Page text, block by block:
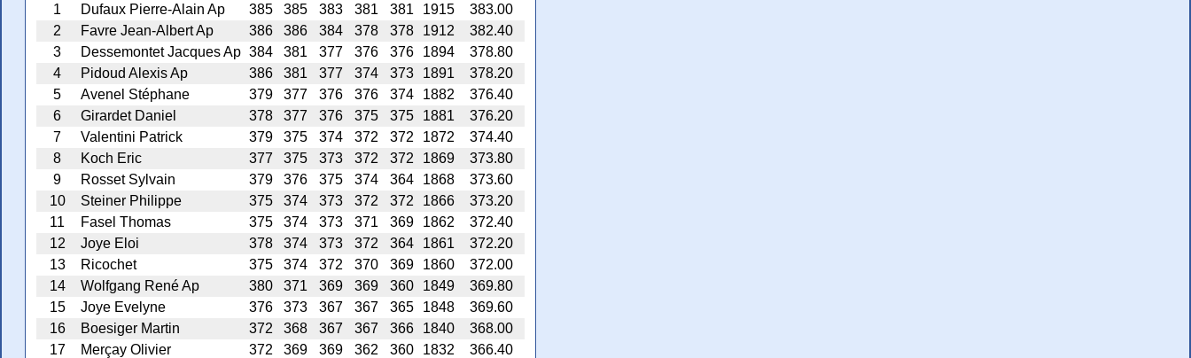
1
Dufaux Pierre-Alain Ap 385 385 383 381 381 1915
383.00
2
Favre Jean-Albert Ap 386 386 384 378 378 1912
382.40
3
Dessemontet Jacques Ap 384 381 377 376 376 1894
378.80
4
Pidoud Alexis Ap 386 381 377 374 373 1891
378.20
5
Avenel Stéphane 379 377 376 376 374 1882
376.40
6
Girardet Daniel 378 377 376 375 375 1881
376.20
7
Valentini Patrick 379 375 374 372 372 1872
374.40
8
Koch Eric 377 375 373 372 372 1869
373.80
9
Rosset Sylvain 379 376 375 374 364 1868
373.60
10
Steiner Philippe 375 374 373 372 372 1866
373.20
11
Fasel Thomas 375 374 373 371 369 1862
372.40
12
Joye Eloi 378 374 373 372 364 1861
372.20
13
Ricochet 375 374 372 370 369 1860
372.00
14
Wolfgang René Ap 380 371 369 369 360 1849
369.80
15
Joye Evelyne 376 373 367 367 365 1848
369.60
16
Boesiger Martin 372 368 367 367 366 1840
368.00
17
Merçay Olivier 372 369 369 362 360 1832
366.40